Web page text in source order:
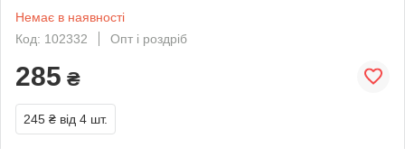
Немає в наявності
Код: 102332
Опт і роздріб
285 ₴
245 ₴ від 4 шт.